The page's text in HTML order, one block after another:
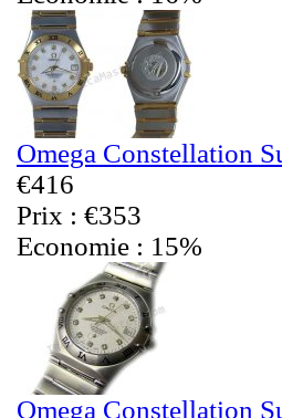
Omega Constellation
€416
Prix : €353
Economie : 15%
Omega Constellation